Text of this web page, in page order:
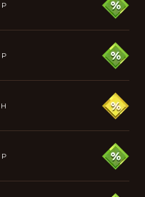
P
P
H
P